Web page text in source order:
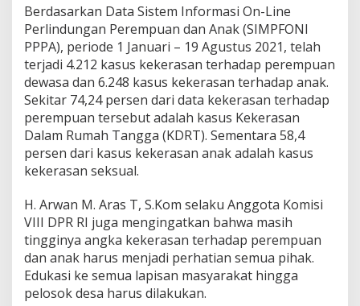
n
,
A
r
w
a
n
A
r
a
n
g
a
t
k
a
n
A
Berdasarkan Data Sistem Informasi On-Line
Perlindungan Perempuan dan Anak (SIMPFONI
PPPA), periode 1 Januari – 19 Agustus 2021, telah
terjadi 4.212 kasus kekerasan terhadap perempuan
dewasa dan 6.248 kasus kekerasan terhadap anak.
Sekitar 74,24 persen dari data kekerasan terhadap
perempuan tersebut adalah kasus Kekerasan
Dalam Rumah Tangga (KDRT). Sementara 58,4
persen dari kasus kekerasan anak adalah kasus
kekerasan seksual.
H. Arwan M. Aras T, S.Kom selaku Anggota Komisi
VIII DPR RI juga mengingatkan bahwa masih
tingginya angka kekerasan terhadap perempuan
dan anak harus menjadi perhatian semua pihak.
Edukasi ke semua lapisan masyarakat hingga
pelosok desa harus dilakukan.